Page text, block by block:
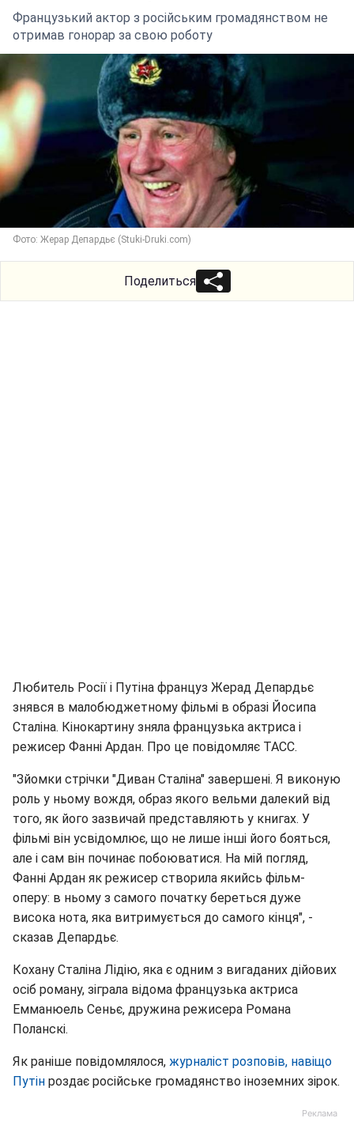
Французький актор з російським громадянством не
отримав гонорар за свою роботу
Фото: Жерар Депардьє (Stuki-Druki.com)
Поделиться
Любитель Росії і Путіна француз Жерад Депардьє
знявся в малобюджетному фільмі в образі Йосипа
Сталіна. Кінокартину зняла французька актриса і
режисер Фанні Ардан. Про це повідомляє ТАСС.
"Зйомки стрічки "Диван Сталіна" завершені. Я виконую
роль у ньому вождя, образ якого вельми далекий від
того, як його зазвичай представляють у книгах. У
фільмі він усвідомлює, що не лише інші його бояться,
але і сам він починає побоюватися. На мій погляд,
Фанні Ардан як режисер створила якийсь фільм-
оперу: в ньому з самого початку береться дуже
висока нота, яка витримується до самого кінця", -
сказав Депардьє.
Кохану Сталіна Лідію, яка є одним з вигаданих дійових
осіб роману, зіграла відома французька актриса
Емманюель Сеньє, дружина режисера Романа
Поланскі.
Як раніше повідомлялося, журналіст розповів, навіщо
Путін роздає російське громадянство іноземних зірок.